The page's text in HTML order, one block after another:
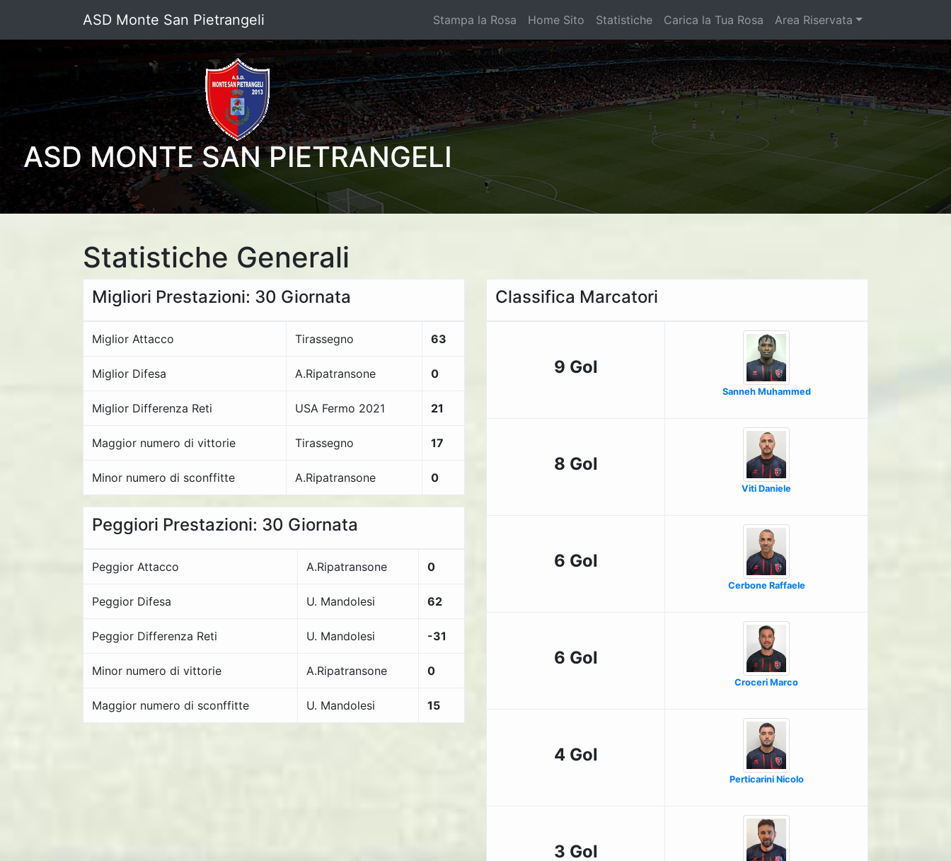
ASD Monte San Pietrangeli Stampa la Rosa Home Sito Statistiche Carica la Tua Rosa Area Riservata
ASD MONTE SAN PIETRANGELI
Statistiche Generali
Migliori Prestazioni: 30 Giornata
Miglior Attacco Tirassegno 63
Miglior Difesa A.Ripatransone 0
Miglior Differenza Reti USA Fermo 2021 21
Maggior numero di vittorie Tirassegno 17
Minor numero di sconffitte A.Ripatransone 0
Peggiori Prestazioni: 30 Giornata
Peggior Attacco A.Ripatransone 0
Peggior Difesa U. Mandolesi 62
Peggior Differenza Reti U. Mandolesi -31
Minor numero di vittorie A.Ripatransone 0
Maggior numero di sconffitte U. Mandolesi 15
Classifica Marcatori
9 Gol
Sanneh Muhammed
8 Gol
Viti Daniele
6 Gol
Cerbone Raffaele
6 Gol
Croceri Marco
4 Gol
Perticarini Nicolo
3 Gol